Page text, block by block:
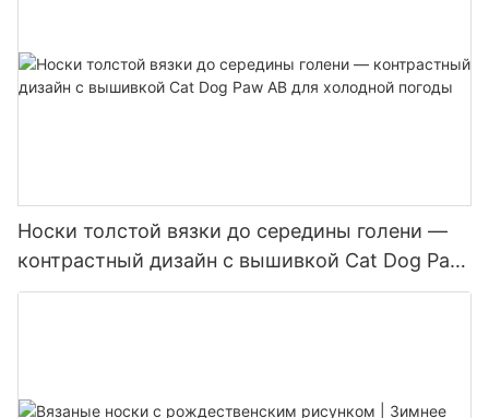
Носки толстой вязки до середины голени —
контрастный дизайн с вышивкой Cat Dog Paw
AB для холодной погоды